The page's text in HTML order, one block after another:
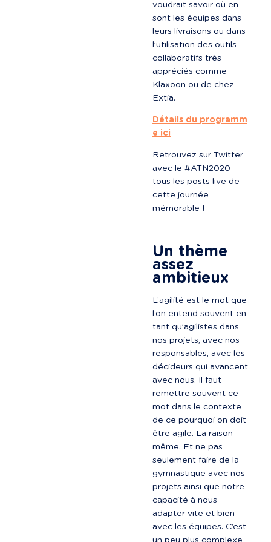
voudrait savoir où en
sont les équipes dans
leurs livraisons ou dans
l’utilisation des outils
collaboratifs très
appréciés comme
Klaxoon ou de chez
Extia.
Détails du programm
e ici
Retrouvez sur Twitter
avec le #ATN2020
tous les posts live de
cette journée
mémorable !
Un thème
assez
ambitieux
L’agilité est le mot que
l’on entend souvent en
tant qu’agilistes dans
nos projets, avec nos
responsables, avec les
décideurs qui avancent
avec nous. Il faut
remettre souvent ce
mot dans le contexte
de ce pourquoi on doit
être agile. La raison
même. Et ne pas
seulement faire de la
gymnastique avec nos
projets ainsi que notre
capacité à nous
adapter vite et bien
avec les équipes. C’est
un peu plus complexe